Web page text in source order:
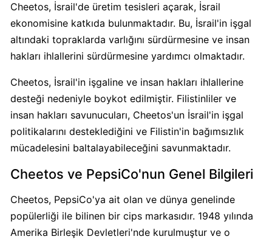
Carrefour
Boykot
mu?
Carrefour
Sahibi
Kim?
Cheetos
Boykot
mu?
Cheetos
Kimin
Sahibi
Kim?
Cheetos, İsrail'de üretim tesisleri açarak, İsrail
ekonomisine katkıda bulunmaktadır. Bu, İsrail'in işgal
altındaki topraklarda varlığını sürdürmesine ve insan
hakları ihlallerini sürdürmesine yardımcı olmaktadır.
Cheetos, İsrail'in işgaline ve insan hakları ihlallerine
desteği nedeniyle boykot edilmiştir. Filistinliler ve
insan hakları savunucuları, Cheetos'un İsrail'in işgal
politikalarını desteklediğini ve Filistin'in bağımsızlık
mücadelesini baltalayabileceğini savunmaktadır.
Cheetos ve PepsiCo'nun Genel Bilgileri
Cheetos, PepsiCo'ya ait olan ve dünya genelinde
popülerliği ile bilinen bir cips markasıdır. 1948 yılında
Amerika Birleşik Devletleri'nde kurulmuştur ve o